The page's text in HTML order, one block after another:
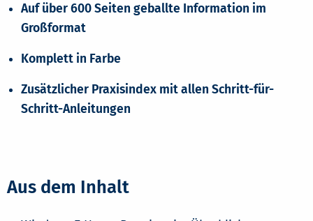
Auf über 600 Seiten geballte Information im
Großformat
Komplett in Farbe
Zusätzlicher Praxisindex mit allen Schritt-für-
Schritt-Anleitungen
Aus dem Inhalt